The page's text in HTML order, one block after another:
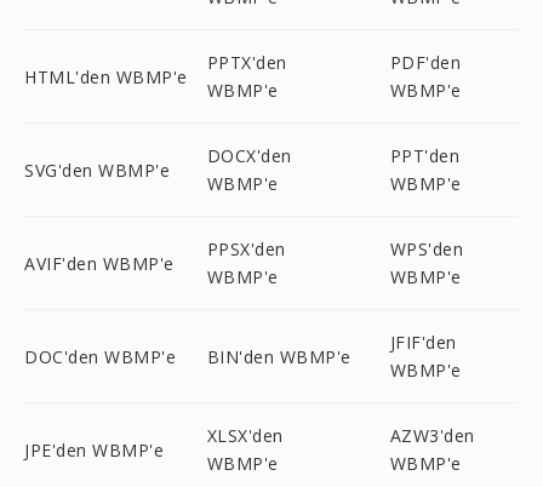
HTML'den WBMP'e
PPTX'den
WBMP'e
PDF'den
WBMP'e
SVG'den WBMP'e
DOCX'den
WBMP'e
PPT'den
WBMP'e
AVIF'den WBMP'e
PPSX'den
WBMP'e
WPS'den
WBMP'e
DOC'den WBMP'e BIN'den WBMP'e
JFIF'den
WBMP'e
JPE'den WBMP'e
XLSX'den
WBMP'e
AZW3'den
WBMP'e